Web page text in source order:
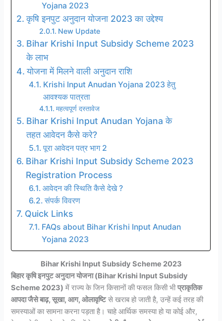
Yojana 2023
कृषि इनपुट अनुदान योजना 2023 का उद्देश्य
New Update
Bihar Krishi Input Subsidy Scheme 2023
के लाभ
योजना में मिलने वाली अनुदान राशि
Krishi Input Anudan Yojana 2023 हेतु
आवश्यक पात्रता
महत्वपूर्ण दस्तावेज
Bihar Krishi Input Anudan Yojana के
तहत आवेदन कैसे करे?
पूरा आवेदन पत्र भाग 2
Bihar Krishi Input Subsidy Scheme 2023
Registration Process
आवेदन की स्थिति कैसे देखे ?
संपर्क विवरण
Quick Links
FAQs about Bihar Krishi Input Anudan
Yojana 2023
Bihar Krishi Input Subsidy Scheme 2023
बिहार कृषि इनपुट अनुदान योजना (Bihar Krishi Input Subsidy
Scheme 2023) में राज्य के जिन किसानों की फसल किसी भीप्राकृतिक
आपदा जैसे बाढ़, सूखा, आग, ओलावृष्टिसे खराब हो जाती है, उन्हें कई तरह की
समस्याओं का सामना करना पड़ता है। चाहे आर्थिक समस्या हो या कोई और,